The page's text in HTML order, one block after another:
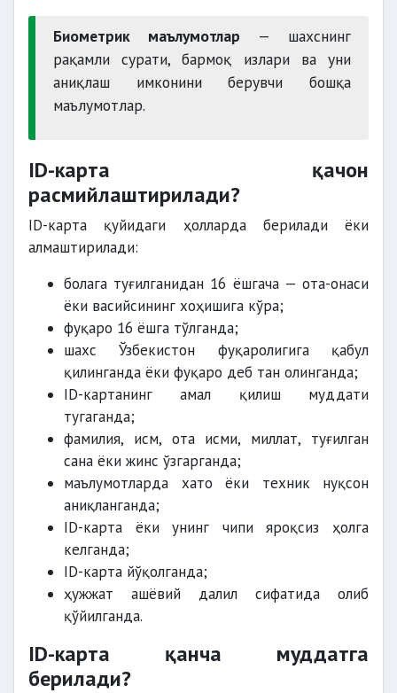
Биометрик маълумотлар — шахснинг
рақамли сурати, бармоқ излари ва уни
аниқлаш имконини берувчи бошқа
маълумотлар.
ID-карта қачон
расмийлаштирилади?
ID-карта қуйидаги ҳолларда берилади ёки
алмаштирилади:
болага туғилганидан 16 ёшгача — ота-онаси
ёки васийсининг хоҳишига кўра;
фуқаро 16 ёшга тўлганда;
шахс Ўзбекистон фуқаролигига қабул
қилинганда ёки фуқаро деб тан олинганда;
ID-картанинг амал қилиш муддати
тугаганда;
фамилия, исм, ота исми, миллат, туғилган
сана ёки жинс ўзгарганда;
маълумотларда хато ёки техник нуқсон
аниқланганда;
ID-карта ёки унинг чипи яроқсиз ҳолга
келганда;
ID-карта йўқолганда;
ҳужжат ашёвий далил сифатида олиб
қўйилганда.
ID-карта қанча муддатга
берилади?